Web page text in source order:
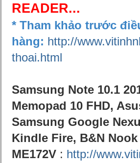
READER...
* Tham khảo trước
hàng: http://
thoai.html
Samsung Note 10.1
Memopad 10 FHD,
Samsung Google
Kindle Fire, B&N
ME172V : http://